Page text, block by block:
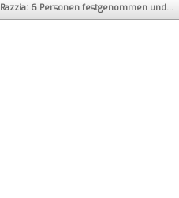
Razzia: 6 Personen festgenommen und…